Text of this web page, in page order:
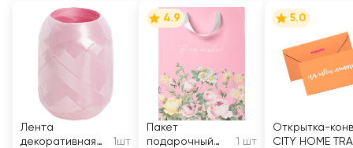
Лента
декоративная
1шт
4.9
Пакет
подарочный
1 шт
5.0
Открытка-
CITY HOME